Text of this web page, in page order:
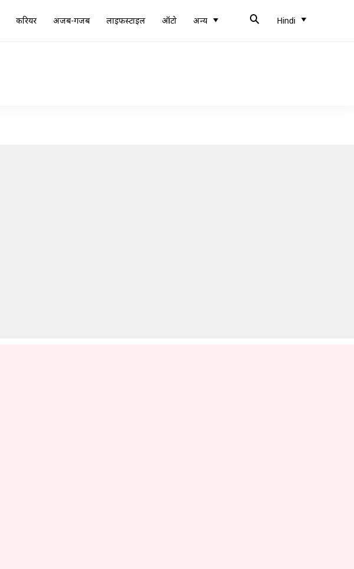
करियर अजब-गजब लाइफस्टाइल ऑटो अन्य Hindi